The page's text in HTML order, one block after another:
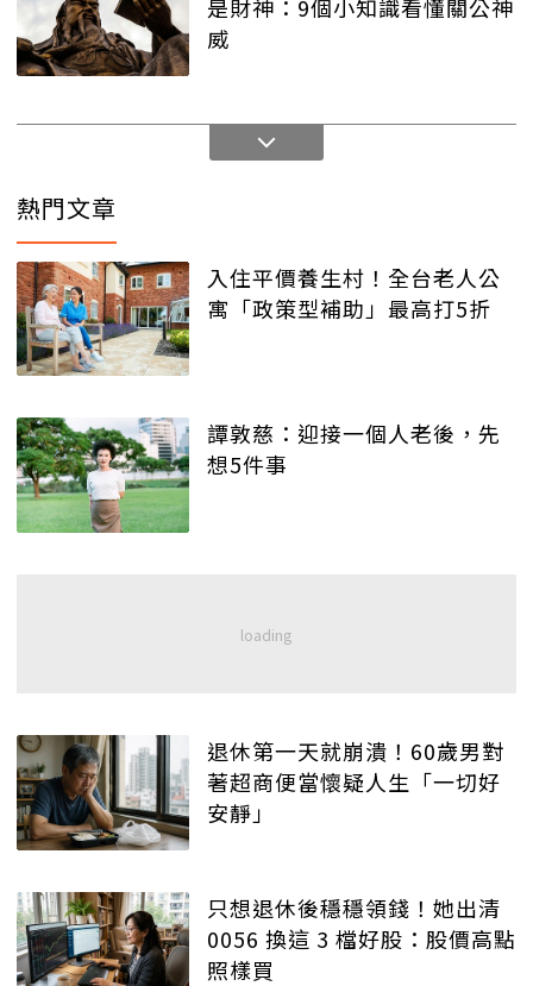
是財神：9個小知識看懂關公神
威
熱門文章
入住平價養生村！全台老人公
寓「政策型補助」最高打5折
譚敦慈：迎接一個人老後，先
想5件事
退休第一天就崩潰！60歲男對
著超商便當懷疑人生「一切好
安靜」
只想退休後穩穩領錢！她出清
0056 換這 3 檔好股：股價高點
照樣買